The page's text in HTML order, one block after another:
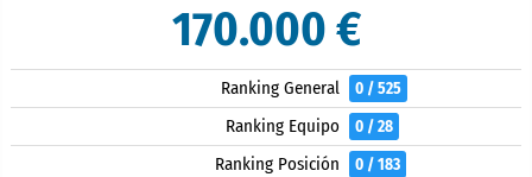
170.000 €
Ranking General 0 / 525
Ranking Equipo 0 / 28
Ranking Posición 0 / 183